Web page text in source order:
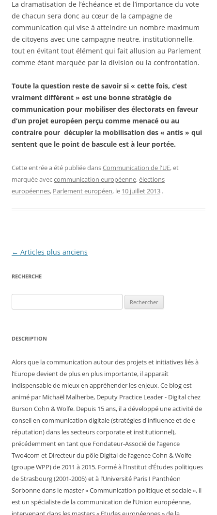
La dramatisation de l’échéance et de l’importance du vote
de chacun sera donc au cœur de la campagne de
communication qui vise à atteindre un nombre maximum
de citoyens avec une campagne neutre, institutionnelle,
tout en évitant tout élément qui fait allusion au Parlement
comme étant marquée par la division ou la confrontation.
Toute la question reste de savoir si « cette fois, c’est
vraiment différent » est une bonne stratégie de
communication pour mobiliser des électorats en faveur
d’un projet européen perçu comme menacé ou au
contraire pour décupler la mobilisation des « antis » qui
sentent que le point de bascule est à leur portée.
Cette entrée a été publiée dansCommunication de l'UE, et
marquée aveccommunication européenne,élections
européennes, Parlement européen, le 10 juillet 2013 .
Navigation
articles
← Articles plus anciens
RECHERCHE
DESCRIPTION
Alors que la communication autour des projets et initiatives liés à
l’Europe devient de plus en plus importante, il apparaît
indispensable de mieux en appréhender les enjeux. Ce blog est
animé par Michaël Malherbe, Deputy Practice Leader - Digital chez
Burson Cohn & Wolfe. Depuis 15 ans, il a développé une activité de
conseil en communication digitale (stratégies d'influence et de e-
réputation) dans les secteurs corporate et institutionnel),
précédemment en tant que Fondateur-Associé de l'agence
Two4com et Directeur du pôle Digital de l’agence Cohn & Wolfe
(groupe WPP) de 2011 à 2015. Formé à l’Institut d’Études politiques
de Strasbourg (2001-2005) et à l’Université Paris I Panthéon
Sorbonne dans le master « Communication politique et sociale », il
est un spécialiste de la communication de l’Union européenne,